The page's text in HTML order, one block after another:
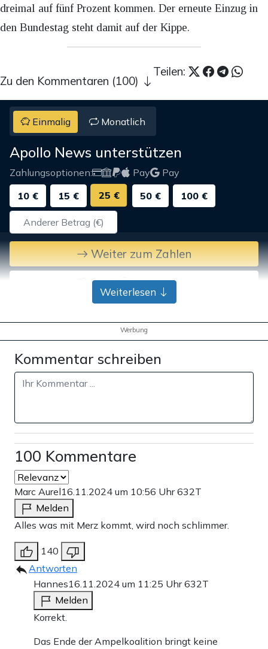
dreimal auf fünf Prozent kommen. Der erneute Einzug in
den Bundestag steht damit auf der Kippe.
Teilen:
Zu den Kommentaren (100)
Einmalig Monatlich
Apollo News unterstützen
Zahlungsoptionen: Pay
Pay
10 €
15 € 25 € 50 € 100 €
Weiter zum Zahlen
Bank-Überweisung
Weiterlesen
Werbung
Kommentar schreiben
100 Kommentare
Marc Aurel16.11.2024 um 10:56 Uhr632T
Melden
Alles was mit Merz kommt, wird noch schlimmer.
140
Antworten
Hannes16.11.2024 um 11:25 Uhr632T
Melden
Korrekt.
Das Ende der Ampelkoalition bringt keine